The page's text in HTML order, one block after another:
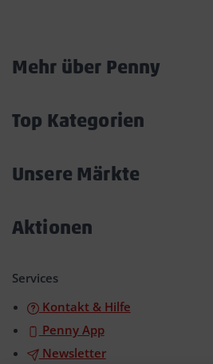
Mehr über Penny
Top Kategorien
Unsere Märkte
Aktionen
Services
Kontakt & Hilfe
Penny App
Newsletter